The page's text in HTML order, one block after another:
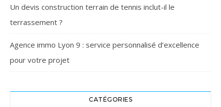
Un devis construction terrain de tennis inclut-il le
terrassement ?
Agence immo Lyon 9 : service personnalisé d’excellence
pour votre projet
CATÉGORIES